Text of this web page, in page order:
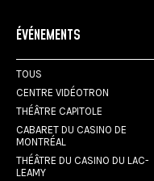
ÉVÉNEMENTS
TOUS
CENTRE VIDÉOTRON
THÉÂTRE CAPITOLE
CABARET DU CASINO DE
MONTRÉAL
THÉÂTRE DU CASINO DU LAC-
LEAMY